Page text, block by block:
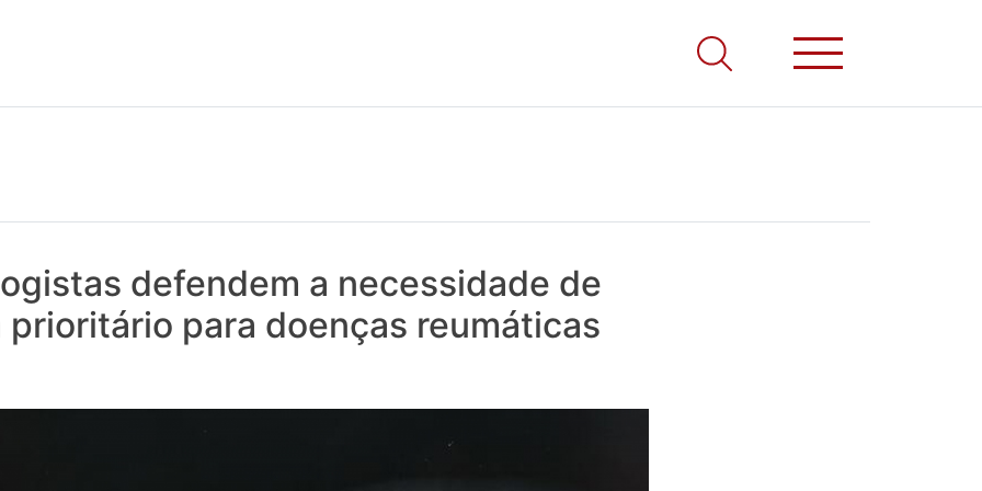
realmente contam! Tudo o que se passa na Saúde!
defendem a necessidade de
prioritário para doenças reumáticas